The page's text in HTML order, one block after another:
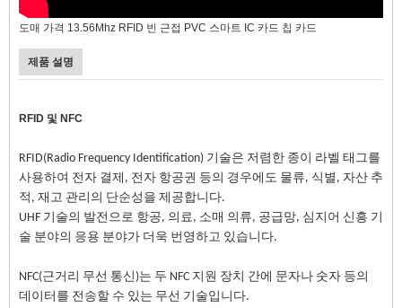
도매 가격 13.56Mhz RFID 빈 근접 PVC 스마트 IC 카드 칩 카드
제품 설명
RFID 및 NFC
RFID(Radio Frequency Identification) 기술은 저렴한 종이 라벨 태그를
사용하여 전자 결제, 전자 항공권 등의 경우에도 물류, 식별, 자산 추
적, 재고 관리의 단순성을 제공합니다.
UHF 기술의 발전으로 항공, 의료, 소매 의류, 공급망, 심지어 신흥 기
술 분야의 응용 분야가 더욱 번영하고 있습니다.
NFC(근거리 무선 통신)는 두 NFC 지원 장치 간에 문자나 숫자 등의
데이터를 전송할 수 있는 무선 기술입니다.